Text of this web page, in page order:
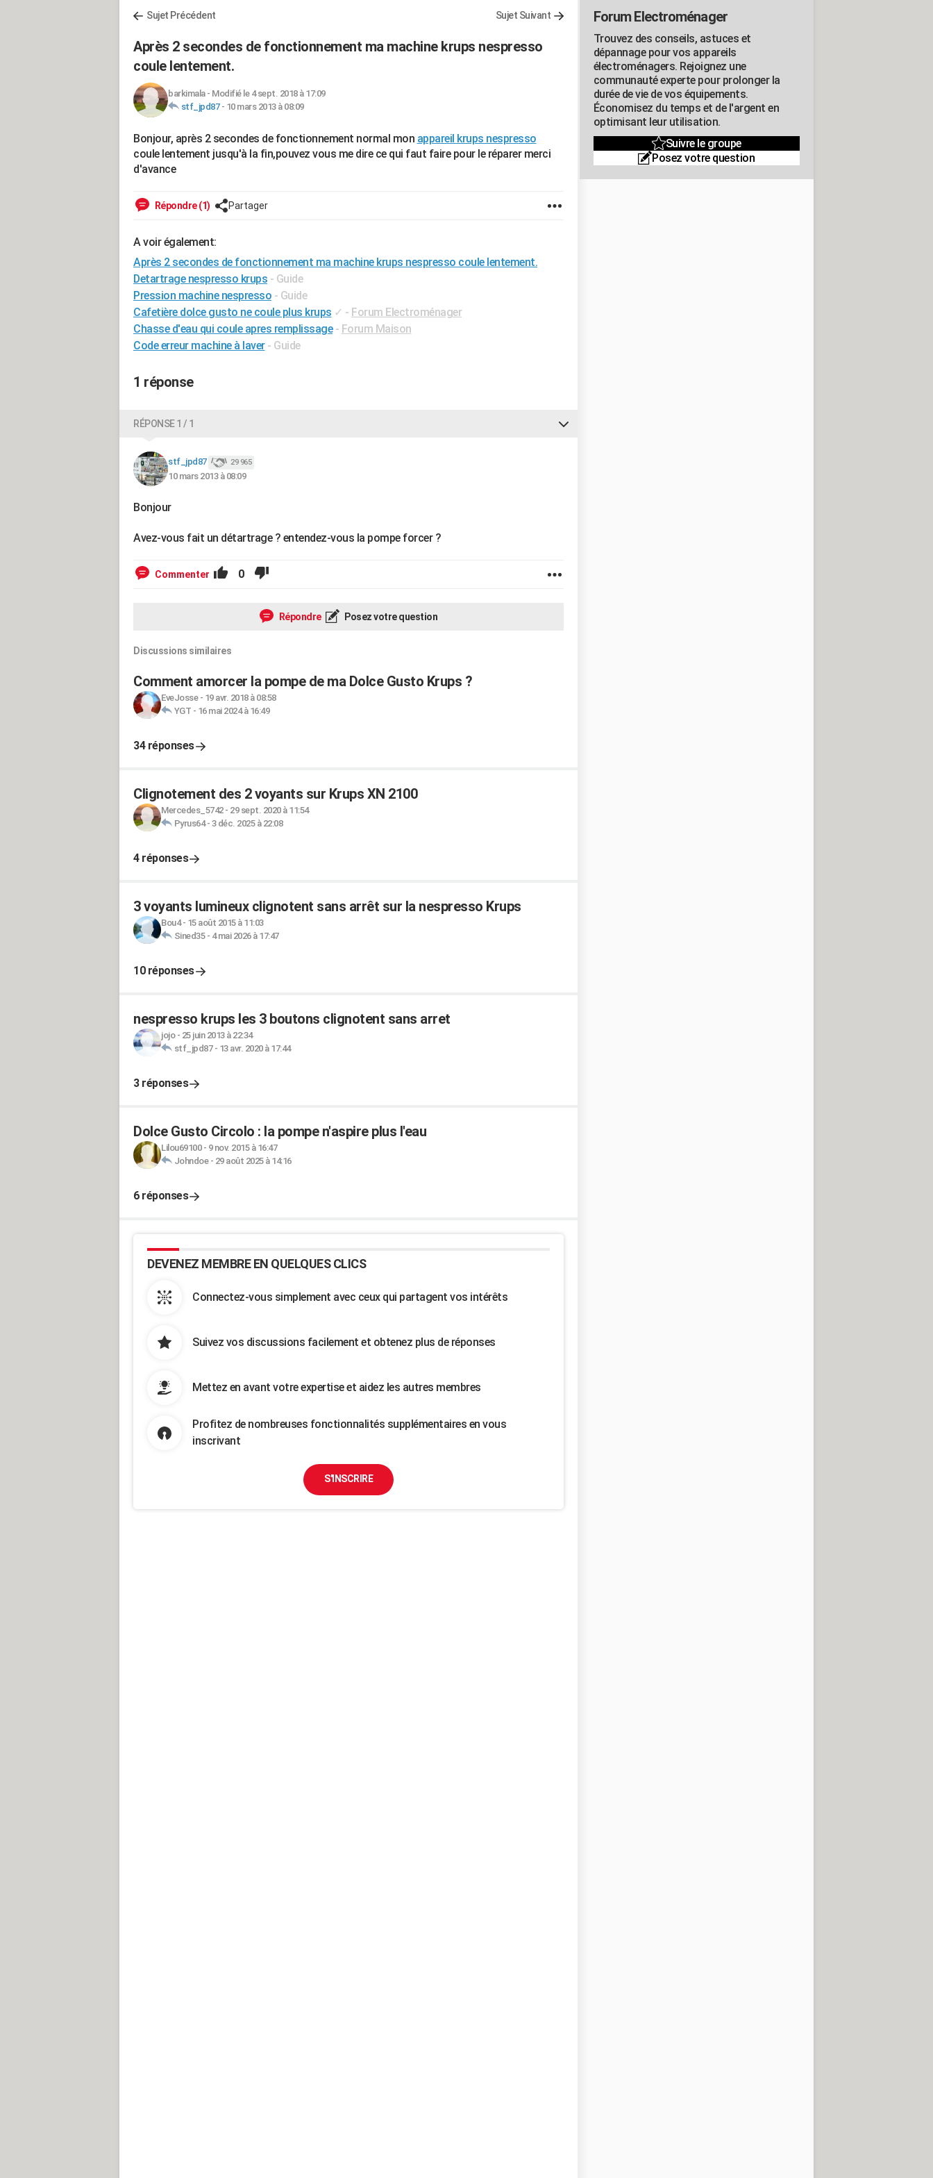
Sujet Précédent Sujet Suivant
Après 2 secondes de fonctionnement ma machine krups nespresso
coule lentement.
barkimala- Modifié le 4 sept. 2018 à 17:09
stf_jpd87- 10 mars 2013 à 08:09
Bonjour, après 2 secondes de fonctionnement normal mon appareil krups nespresso
coule lentement jusqu'à la fin,pouvez vous me dire ce qui faut faire pour le réparer merci
d'avance
Répondre (1) Partager
A voir également:
Après 2 secondes de fonctionnement ma machine krups nespresso coule lentement.
Detartrage nespresso krups - Guide
Pression machine nespresso - Guide
Cafetière dolce gusto ne coule plus krups ✓ - Forum Electroménager
Chasse d'eau qui coule apres remplissage - Forum Maison
Code erreur machine à laver - Guide
1 réponse
RÉPONSE 1 / 1
stf_jpd87 29 965
10 mars 2013 à 08:09
Bonjour
Avez-vous fait un détartrage ? entendez-vous la pompe forcer ?
Commenter 0
Répondre Posez votre question
Discussions similaires
Comment amorcer la pompe de ma Dolce Gusto Krups ?
EveJosse- 19 avr. 2018 à 08:58
YGT - 16 mai 2024 à 16:49
34 réponses
Clignotement des 2 voyants sur Krups XN 2100
Mercedes_5742- 29 sept. 2020 à 11:54
Pyrus64- 3 déc. 2025 à 22:08
4 réponses
3 voyants lumineux clignotent sans arrêt sur la nespresso Krups
Bou4- 15 août 2015 à 11:03
Sined35- 4 mai 2026 à 17:47
10 réponses
nespresso krups les 3 boutons clignotent sans arret
jojo- 25 juin 2013 à 22:34
stf_jpd87- 13 avr. 2020 à 17:44
3 réponses
Dolce Gusto Circolo : la pompe n'aspire plus l'eau
Lilou69100- 9 nov. 2015 à 16:47
Johndoe- 29 août 2025 à 14:16
6 réponses
DEVENEZ MEMBRE EN QUELQUES CLICS
Connectez-vous simplement avec ceux qui partagent vos intérêts
Suivez vos discussions facilement et obtenez plus de réponses
Mettez en avant votre expertise et aidez les autres membres
Profitez de nombreuses fonctionnalités supplémentaires en vous
inscrivant
S'INSCRIRE
Forum Electroménager
Trouvez des conseils, astuces et
dépannage pour vos appareils
électroménagers. Rejoignez une
communauté experte pour prolonger la
durée de vie de vos équipements.
Économisez du temps et de l'argent en
optimisant leur utilisation.
Suivre le groupe
Posez votre question